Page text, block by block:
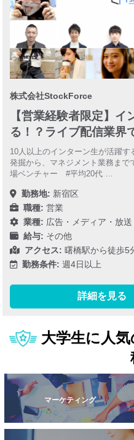
株式会社StockForce
【営業経験者限定】
る！？ライブ配信業界
10人以上のインターン生が活躍
発掘から、マネジメント業務ま
場ベンチャー #平均20代 …
勤務地: 新宿区
職種: 営業
業種: 広告・メディア・放送
給与: その他
アクセス: 曙橋駅から徒歩5
勤務条件: 週4日以上
詳細を見る
大学生に人
マーケティング